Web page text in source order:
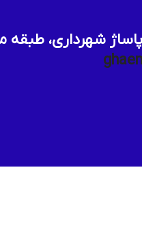
شهرداری، طبقه